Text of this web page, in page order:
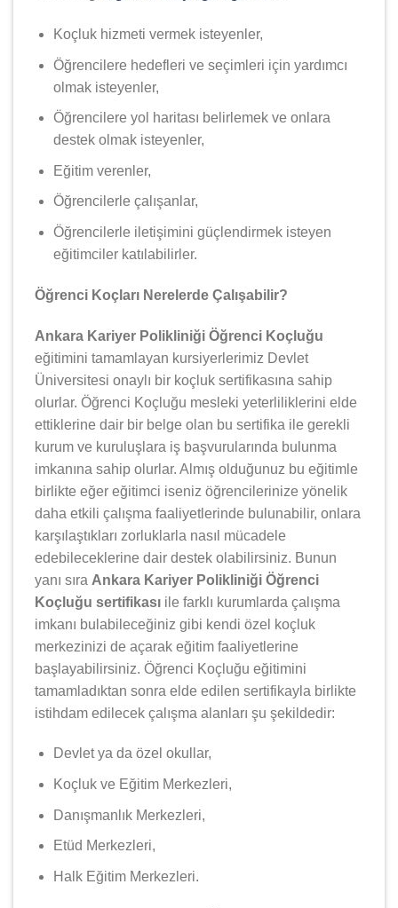
Koçluk hizmeti vermek isteyenler,
Öğrencilere hedefleri ve seçimleri için yardımcı
olmak isteyenler,
Öğrencilere yol haritası belirlemek ve onlara
destek olmak isteyenler,
Eğitim verenler,
Öğrencilerle çalışanlar,
Öğrencilerle iletişimini güçlendirmek isteyen
eğitimciler katılabilirler.
Öğrenci Koçları Nerelerde Çalışabilir?
Ankara Kariyer Polikliniği Öğrenci Koçluğu
eğitimini tamamlayan kursiyerlerimiz Devlet
Üniversitesi onaylı bir koçluk sertifikasına sahip
olurlar. Öğrenci Koçluğu mesleki yeterliliklerini elde
ettiklerine dair bir belge olan bu sertifika ile gerekli
kurum ve kuruluşlara iş başvurularında bulunma
imkanına sahip olurlar. Almış olduğunuz bu eğitimle
birlikte eğer eğitimci iseniz öğrencilerinize yönelik
daha etkili çalışma faaliyetlerinde bulunabilir, onlara
karşılaştıkları zorluklarla nasıl mücadele
edebileceklerine dair destek olabilirsiniz. Bunun
yanı sıra Ankara Kariyer Polikliniği Öğrenci
Koçluğu sertifikası ile farklı kurumlarda çalışma
imkanı bulabileceğiniz gibi kendi özel koçluk
merkezinizi de açarak eğitim faaliyetlerine
başlayabilirsiniz. Öğrenci Koçluğu eğitimini
tamamladıktan sonra elde edilen sertifikayla birlikte
istihdam edilecek çalışma alanları şu şekildedir:
Devlet ya da özel okullar,
Koçluk ve Eğitim Merkezleri,
Danışmanlık Merkezleri,
Etüd Merkezleri,
Halk Eğitim Merkezleri.